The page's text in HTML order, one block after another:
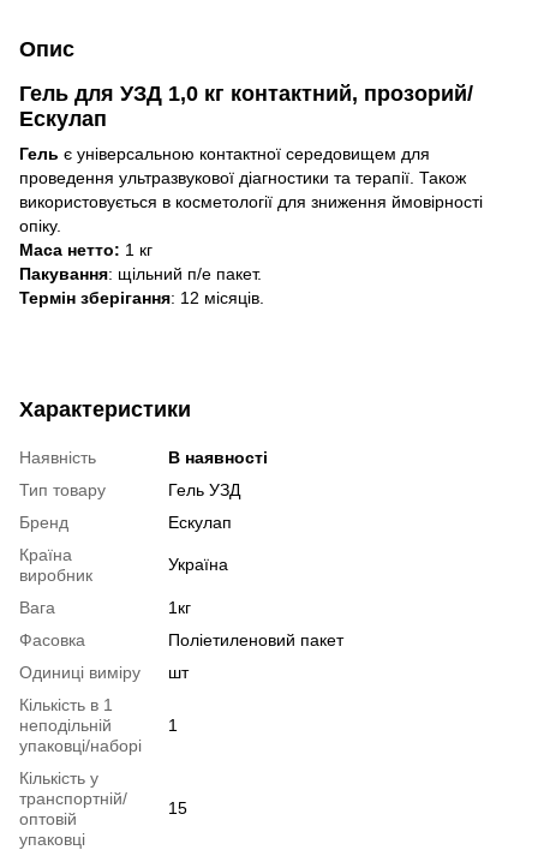
Опис
Гель для УЗД 1,0 кг контактний, прозорий/
Ескулап
Гель є універсальною контактної середовищем для
проведення ультразвукової діагностики та терапії. Також
використовується в косметології для зниження ймовірності
опіку.
Маса нетто: 1 кг
Пакування: щільний п/е пакет.
Термін зберігання: 12 місяців.
Характеристики
Наявність
В наявності
Тип товару
Гель УЗД
Бренд
Ескулап
Країна
виробник
Україна
Вага
1кг
Фасовка
Поліетиленовий пакет
Одиниці виміру
шт
Кількість в 1
неподільній
упаковці/наборі
1
Кількість у
транспортній/
оптовій
упаковці
15